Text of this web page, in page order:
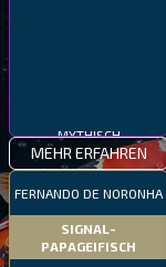
MYTHISCH
MEHR ERFAHREN
FERNANDO DE NORONHA
SIGNAL-
PAPAGEIFISCH